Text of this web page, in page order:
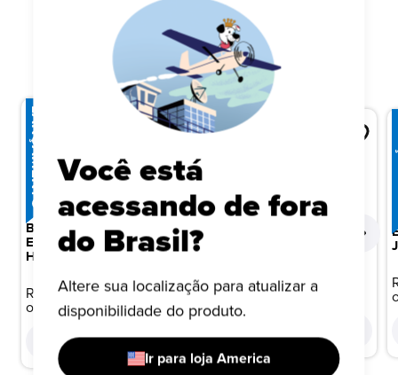
QUEM VIU ISTO, TAMBÉM VIU
LANÇAMENTO
MARVEL
BONECO FUNKO POP!
EXCLUSIVO MARVEL
HOMEM-ARANHA: UM
ARANHA (METÁLICO)
R$ 199,99
ou 10x de R$ 20,00
COMPRAR
ONE PIECE
BONECO FUNKO POP!
EXCLUSIVO ANIME EXPO
R$ 199,99
ou 10x de R$ 20,00
Você está
acessando de fora
do Brasil?
Altere sua localização para atualizar a
disponibilidade do produto.
Ir para loja America